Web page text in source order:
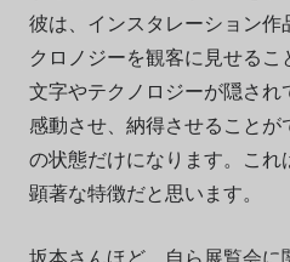
彼は、インスタレーション
クロノジーを観客に見せるこ
文字やテクノロジーが隠さ
感動させ、納得させること
の状態だけになります。こ
顕著な特徴だと思います。
坂本さんほど、自ら展覧会に